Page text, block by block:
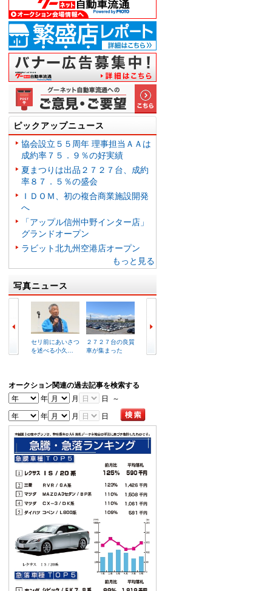
ピックアップニュース
協会設立５５周年 理事担当ＡＡは
成約率７５．９％の好実績
夏まつりは出品２７２７台、成約
率８７．５％の盛会
ＩＤＯＭ、初の複合商業施設開発
へ
「アップル信州中野インター店」
グランドオープン
ラビット北九州空港店オープン
もっと見る
写真ニュース
セリ前にあいさつ
を述べる小久…
２７２７台の良質
車が集まった
オークション関連の過去記事を検索する
年
月 日 ～
年 月 日